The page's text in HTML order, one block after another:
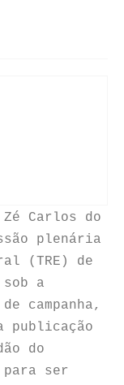
Carlos do
plenária
(TRE) de
a
campanha,
publicação
do
ser